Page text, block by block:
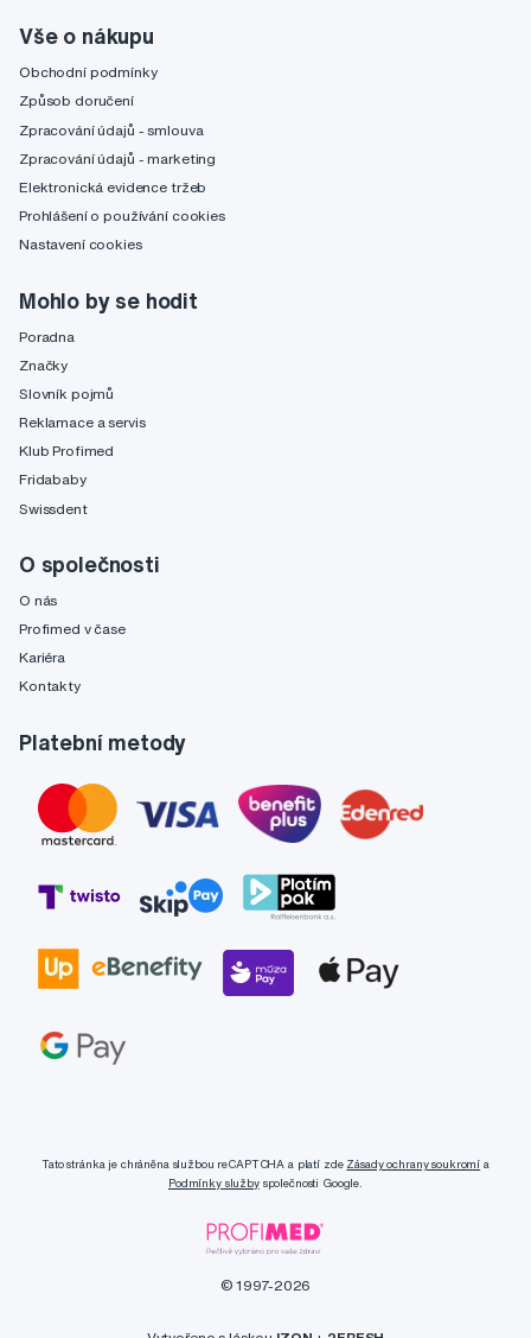
Vše o nákupu
Obchodní podmínky
Způsob doručení
Zpracování údajů - smlouva
Zpracování údajů - marketing
Elektronická evidence tržeb
Prohlášení o používání cookies
Nastavení cookies
Mohlo by se hodit
Poradna
Značky
Slovník pojmů
Reklamace a servis
Klub Profimed
Fridababy
Swissdent
O společnosti
O nás
Profimed v čase
Kariéra
Kontakty
Platební metody
Tato stránka je chráněna službou reCAPTCHA a platí zde Zásady ochrany soukromí a
Podmínky službyspolečnosti Google.
© 1997-2026